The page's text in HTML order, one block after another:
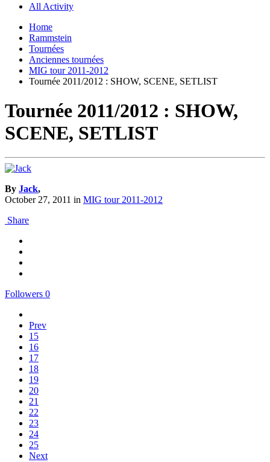
All Activity
Home
Rammstein
Tournées
Anciennes tournées
MIG tour 2011-2012
Tournée 2011/2012 : SHOW, SCENE, SETLIST
Tournée 2011/2012 : SHOW,
SCENE, SETLIST
By Jack,
October 27, 2011 in MIG tour 2011-2012
Share
Followers 0
Prev
15
16
17
18
19
20
21
22
23
24
25
Next